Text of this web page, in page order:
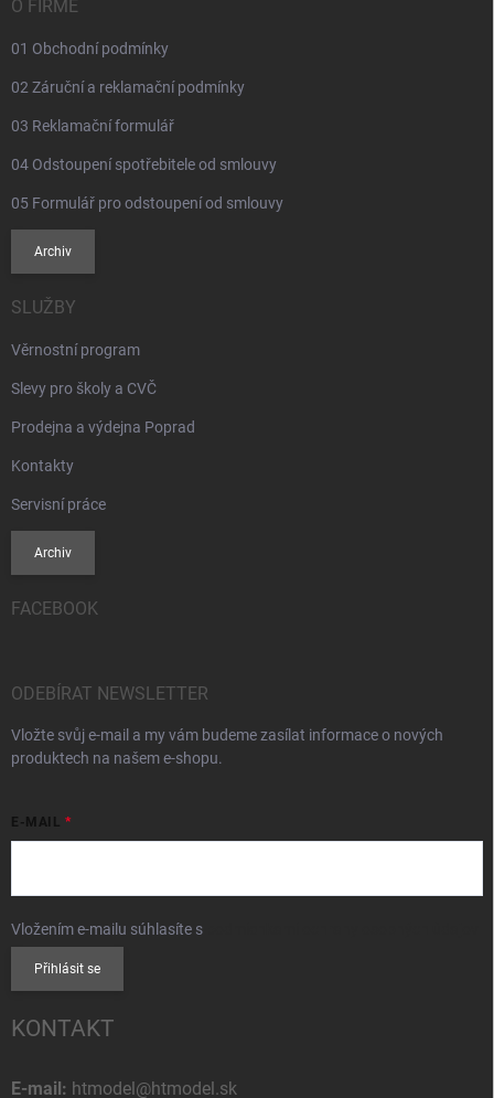
O FIRMĚ
01 Obchodní podmínky
02 Záruční a reklamační podmínky
03 Reklamační formulář
04 Odstoupení spotřebitele od smlouvy
05 Formulář pro odstoupení od smlouvy
Archiv
SLUŽBY
Věrnostní program
Slevy pro školy a CVČ
Prodejna a výdejna Poprad
Kontakty
Servisní práce
Archiv
FACEBOOK
ODEBÍRAT NEWSLETTER
Vložte svůj e-mail a my vám budeme zasílat informace o nových
produktech na našem e-shopu.
E-MAIL
Vložením e-mailu súhlasíte s
Přihlásit se
KONTAKT
E-mail: htmodel@htmodel.sk